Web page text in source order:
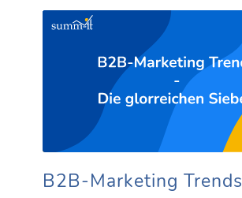
B2B-Marketing Trends